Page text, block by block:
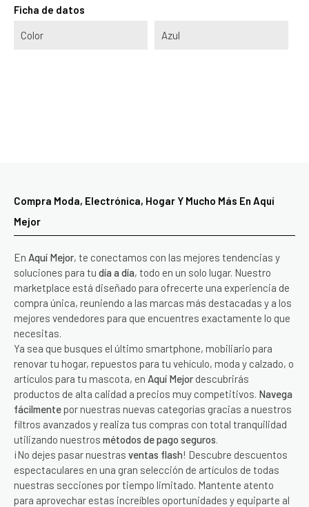
Ficha de datos
Color Azul
Compra Moda, Electrónica, Hogar Y Mucho Más En Aquí
Mejor
En Aquí Mejor, te conectamos con las mejores tendencias y
soluciones para tu día a día, todo en un solo lugar. Nuestro
marketplace está diseñado para ofrecerte una experiencia de
compra única, reuniendo a las marcas más destacadas y a los
mejores vendedores para que encuentres exactamente lo que
necesitas.
Ya sea que busques el último smartphone, mobiliario para
renovar tu hogar, repuestos para tu vehículo, moda y calzado, o
artículos para tu mascota, en Aquí Mejor descubrirás
productos de alta calidad a precios muy competitivos. Navega
fácilmente por nuestras nuevas categorías gracias a nuestros
filtros avanzados y realiza tus compras con total tranquilidad
utilizando nuestros métodos de pago seguros.
¡No dejes pasar nuestras ventas flash! Descubre descuentos
espectaculares en una gran selección de artículos de todas
nuestras secciones por tiempo limitado. Mantente atento
para aprovechar estas increíbles oportunidades y equiparte al